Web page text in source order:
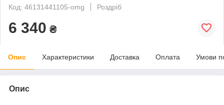
Код: 46131441105-omg
Роздріб
6 340 ₴
Опис Характеристики Доставка Оплата Умови
Опис